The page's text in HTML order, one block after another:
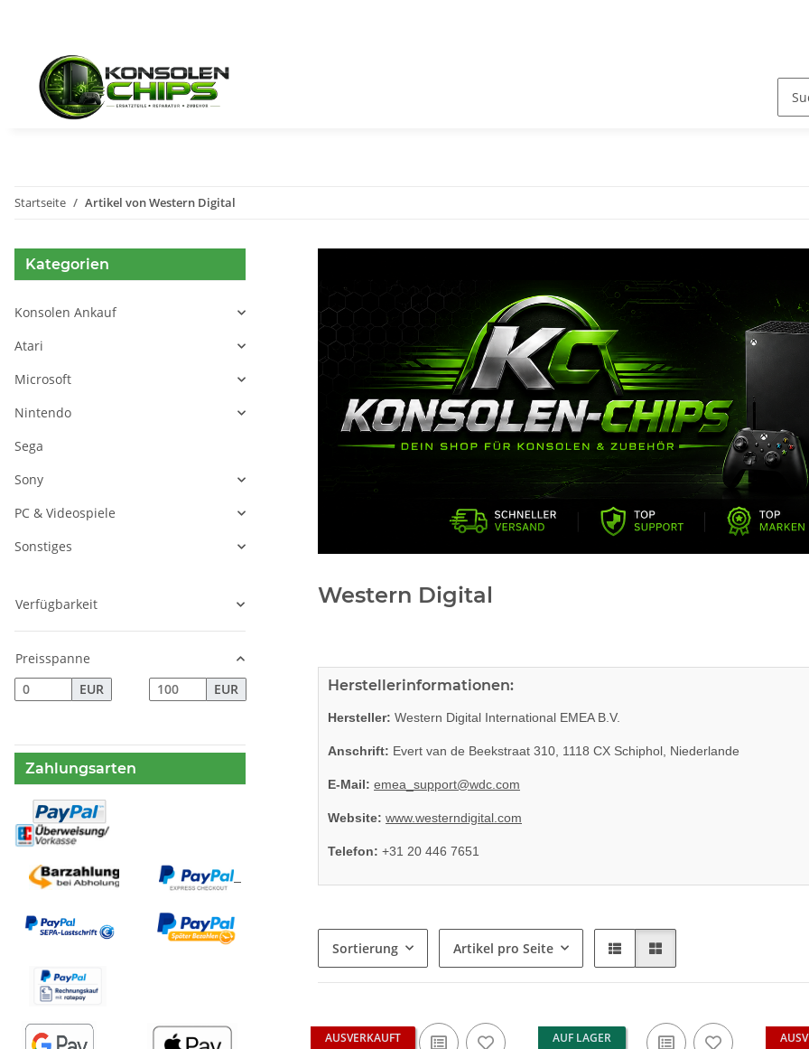
Startseite Artikel von Western Digital
Western Digital
Herstellerinformationen:
Hersteller: Western Digital International EMEA B.V.
Anschrift: Evert van de Beekstraat 310, 1118 CX Schiphol, Niederlande
E-Mail: emea_support@wdc.com
Website: www.westerndigital.com
Telefon: +31 20 446 7651
Sortierung Artikel pro Seite
AUSVERKAUFT AUF LAGER
Kategorien
Konsolen Ankauf
Atari
Microsoft
Nintendo
Sega
Sony
PC & Videospiele
Sonstiges
Verfügbarkeit
Preisspanne
EUR
EUR
Zahlungsarten